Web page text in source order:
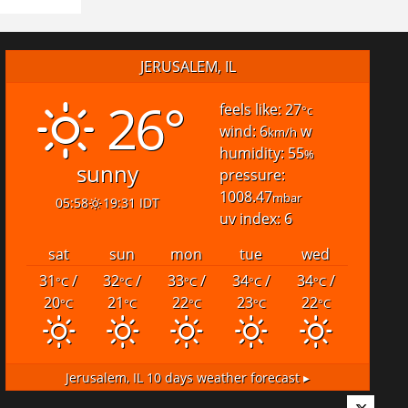
JERUSALEM, IL
26°
sunny
05:58 19:31 IDT
feels like: 27°c
wind: 6km/h w
humidity: 55%
pressure:
1008.47mbar
uv index: 6
sat
sun mon tue
wed
31°C/
20°C
32°C/
21°C
33°C/
22°C
34°C/
23°C
34°C/
22°C
Jerusalem, IL 10 days weather forecast ▸